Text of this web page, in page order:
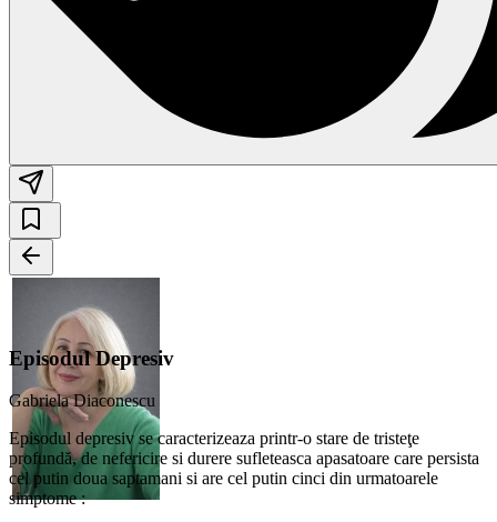
Episodul Depresiv
Gabriela Diaconescu
Episodul depresiv se caracterizeaza printr-o stare de tristeţe
profundă, de nefericire si durere sufleteasca apasatoare care persista
cel putin doua saptamani si are cel putin cinci din urmatoarele
simptome :